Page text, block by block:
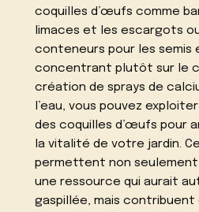
coquilles d’œufs comme
limaces et les escargots
conteneurs pour les semis
concentrant plutôt sur le
création de sprays de
l’eau, vous pouvez
des coquilles d’œufs pour
la vitalité de votre jardin.
permettent non seulement
une ressource qui aurait
gaspillée, mais